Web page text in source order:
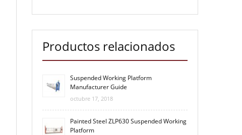
Productos relacionados
Suspended Working Platform
Manufacturer Guide
octubre 17, 2018
Painted Steel ZLP630 Suspended Working
Platform